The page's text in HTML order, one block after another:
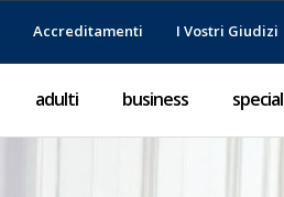
Accreditamenti I Vostri Giudizi
adulti business special